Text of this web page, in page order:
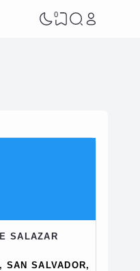
0
SALAZAR
SAN SALVADOR,